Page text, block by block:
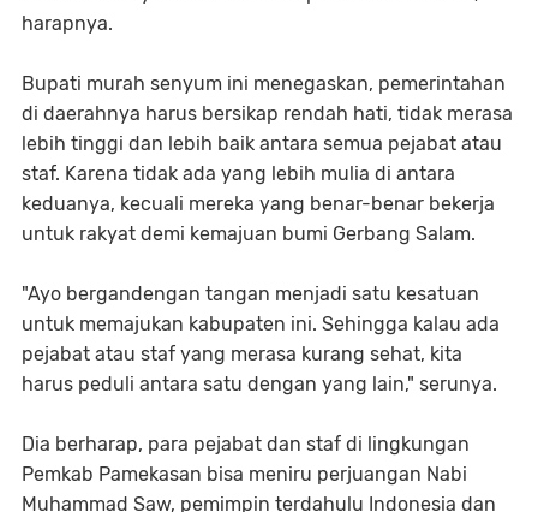
harapnya.
Bupati murah senyum ini menegaskan, pemerintahan
di daerahnya harus bersikap rendah hati, tidak merasa
lebih tinggi dan lebih baik antara semua pejabat atau
staf. Karena tidak ada yang lebih mulia di antara
keduanya, kecuali mereka yang benar-benar bekerja
untuk rakyat demi kemajuan bumi Gerbang Salam.
"Ayo bergandengan tangan menjadi satu kesatuan
untuk memajukan kabupaten ini. Sehingga kalau ada
pejabat atau staf yang merasa kurang sehat, kita
harus peduli antara satu dengan yang lain," serunya.
Dia berharap, para pejabat dan staf di lingkungan
Pemkab Pamekasan bisa meniru perjuangan Nabi
Muhammad Saw, pemimpin terdahulu Indonesia dan